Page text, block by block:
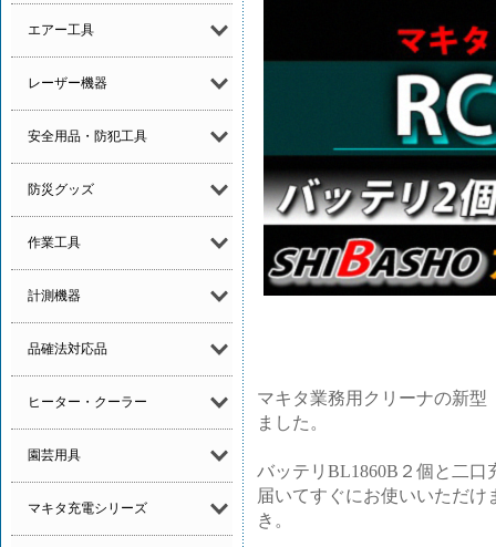
エアー工具
レーザー機器
安全用品・防犯工具
防災グッズ
作業工具
計測機器
品確法対応品
ヒーター・クーラー
園芸用具
マキタ充電シリーズ
マキタ業務用クリーナの新型
ました。
バッテリBL1860B２個と二口
届いてすぐにお使いいただ
き。